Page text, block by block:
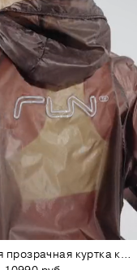
Лёгкая прозрачная куртка коричневая